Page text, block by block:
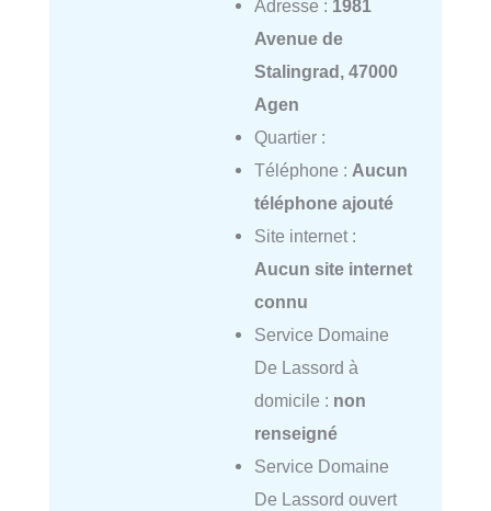
Adresse : 1981
Avenue de
Stalingrad, 47000
Agen
Quartier :
Téléphone : Aucun
téléphone ajouté
Site internet :
Aucun site internet
connu
Service Domaine
De Lassord à
domicile : non
renseigné
Service Domaine
De Lassord ouvert